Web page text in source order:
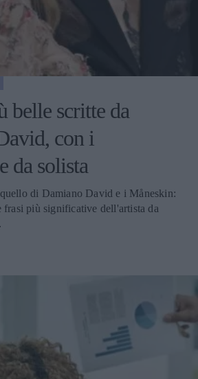
belle scritte da
con i
da solista
di Damiano David e i Måneskin:
frasi più significative dell'artista da